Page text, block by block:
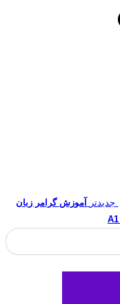
جدیدتر
آموزش گرامر زبان